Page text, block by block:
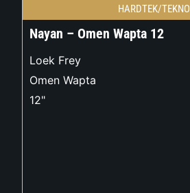
HARDTEK/TEKNO
Nayan – Omen Wapta 12
Loek Frey
Omen Wapta
12"